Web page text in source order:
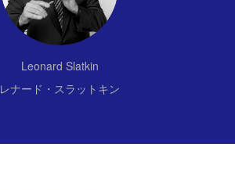
Leonard Slatkin
レナード・スラットキン